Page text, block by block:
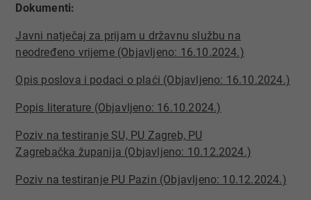
Dokumenti:
Javni natječaj za prijam u državnu službu na
neodređeno vrijeme (Objavljeno: 16.10.2024.)
Opis poslova i podaci o plaći (Objavljeno: 16.10.2024.)
Popis literature (Objavljeno: 16.10.2024.)​​
Poziv na testiranje SU, PU Zagreb, PU
Zagrebačka županija (Objavljeno: 10.12.2024.)
Poziv na testiranje PU Pazin (Objavljeno: 10.12.2024.)